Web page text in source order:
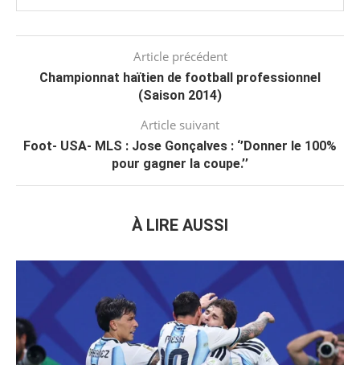
Article précédent
Championnat haïtien de football professionnel
(Saison 2014)
Article suivant
Foot- USA- MLS : Jose Gonçalves : ‘’Donner le 100%
pour gagner la coupe.’’
À LIRE AUSSI